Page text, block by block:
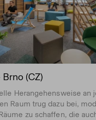
(CZ)
Herangehensweise an
Raum trug dazu bei,
zu schaffen, die